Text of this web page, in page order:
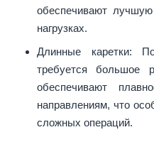
обеспечивают
нагрузках.
Длинные каретки:
требуется большое
обеспечивают
направлениям, что
сложных операций.